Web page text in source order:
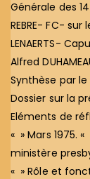
Générale des
REBRE- FC-
LENAERTS-
Alfred
Synthèse par le
Dossier sur la
Eléments de
« » Mars 1975.
ministère
« » Rôle et